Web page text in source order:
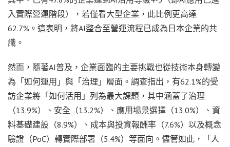
入實際營運階段），若僅看大型企業，此比例更高達
62.7%。這表明，將AI整合至營運流程已成為日本企業的共
識。
然而，隨著AI普及，企業面臨的主要挑戰也從技術本身轉變
為「如何運用」與「治理」層面。調查指出，有62.1%的受
訪企業將「如何活用」列為最大課題，其中涵蓋了治理
（13.9%）、安全（13.2%）、應用場景選擇（13.0%）、資
料基礎建設（8.9%）、成本與投資報酬率（7.6%）以及概念
驗證（PoC）轉實際部署（5.4%）等面向。儘管如此，「人